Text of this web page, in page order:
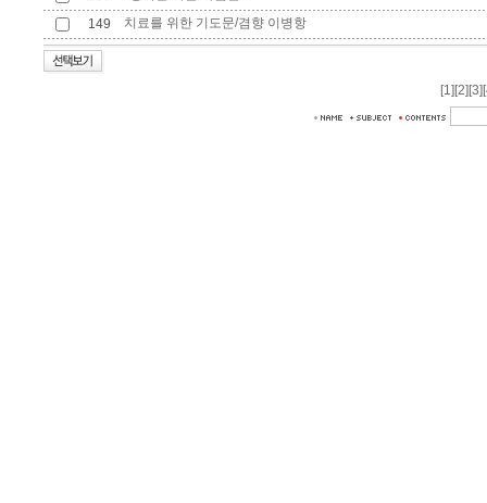
149
치료를 위한 기도문/겸향 이병항
[1] [2] [3]